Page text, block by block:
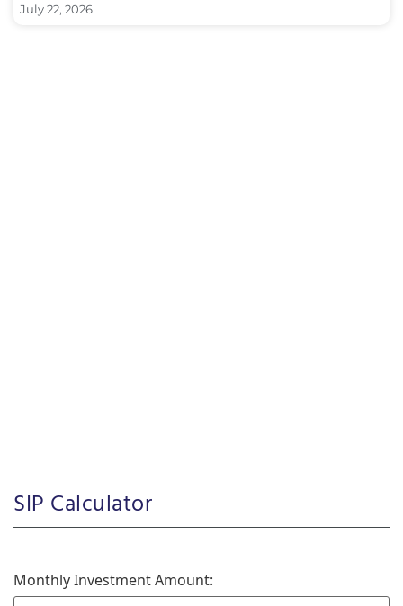
July 22, 2026
SIP Calculator
Monthly Investment Amount: